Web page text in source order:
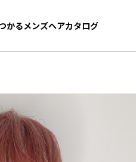
かるメンズヘアカタログ
かるメンズヘアカタログ